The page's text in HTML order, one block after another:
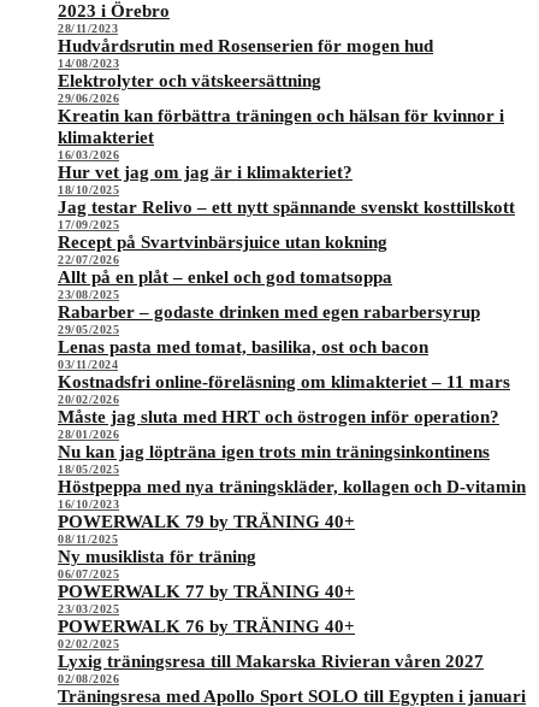
2023 i Örebro
28/11/2023
Hudvårdsrutin med Rosenserien för mogen hud
14/08/2023
Elektrolyter och vätskeersättning
29/06/2026
Kreatin kan förbättra träningen och hälsan för kvinnor i
klimakteriet
16/03/2026
Hur vet jag om jag är i klimakteriet?
18/10/2025
Jag testar Relivo – ett nytt spännande svenskt kosttillskott
17/09/2025
Recept på Svartvinbärsjuice utan kokning
22/07/2026
Allt på en plåt – enkel och god tomatsoppa
23/08/2025
Rabarber – godaste drinken med egen rabarbersyrup
29/05/2025
Lenas pasta med tomat, basilika, ost och bacon
03/11/2024
Kostnadsfri online-föreläsning om klimakteriet – 11 mars
20/02/2026
Måste jag sluta med HRT och östrogen inför operation?
28/01/2026
Nu kan jag löpträna igen trots min träningsinkontinens
18/05/2025
Höstpeppa med nya träningskläder, kollagen och D-vitamin
16/10/2023
POWERWALK 79 by TRÄNING 40+
08/11/2025
Ny musiklista för träning
06/07/2025
POWERWALK 77 by TRÄNING 40+
23/03/2025
POWERWALK 76 by TRÄNING 40+
02/02/2025
Lyxig träningsresa till Makarska Rivieran våren 2027
02/08/2026
Träningsresa med Apollo Sport SOLO till Egypten i januari